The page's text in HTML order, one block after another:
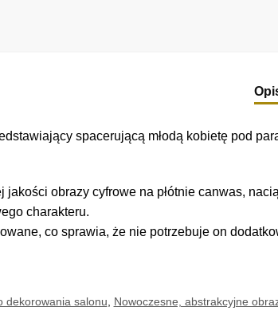
spacerującą młodą kobietę pod
jakości obrazy cyfrowe na płótnie canwas,
charakteru.
co sprawia, że nie potrzebuje on
dekorowania salonu Nowoczesne, abstrakcyjne